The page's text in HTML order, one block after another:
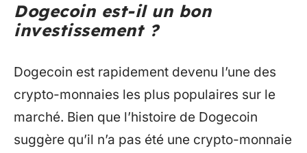
Dogecoin est-il un bon
investissement ?
Dogecoin est rapidement devenu l’une des
crypto-monnaies les plus populaires sur le
marché. Bien que l’histoire de Dogecoin
suggère qu’il n’a pas été une crypto-monnaie